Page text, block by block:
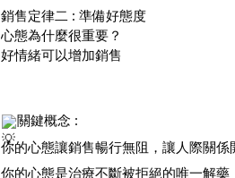
銷售定律二 : 準備好態度
心態為什麼很重要？
好情緒可以增加銷售
關鍵概念 :
你的心態讓銷售暢行無阻，讓人際關係
你的心態是治療不斷被拒絕的唯一解藥